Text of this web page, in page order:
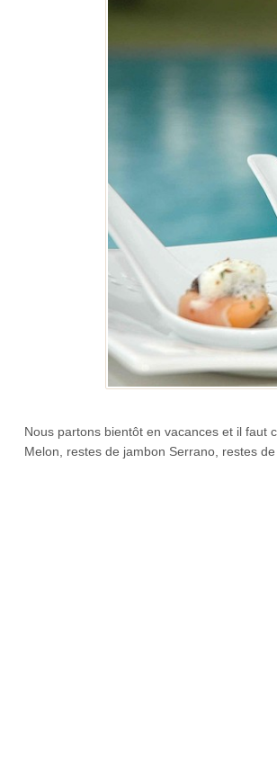
Nous partons bientôt en vacances et il faut
Melon, restes de jambon Serrano, restes